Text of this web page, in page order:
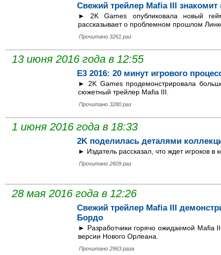
Свежий трейлер Mafia III
► 2K Games опубликовала новый
рассказывает о проблемном прошлом
Прочитано 3261 раз
13 июня 2016 года в 12:55
E3 2016: 20 минут игрового
► 2K Games продемонстрировала
сюжетный трейлер Mafia III.
Прочитано 3280 раз
1 июня 2016 года в 18:33
2K поделилась деталями
► Издатель рассказал, что ждет игроков в
Прочитано 2609 раз
28 мая 2016 года в 12:26
Свежий трейлер Mafia III
Бордо
► Разработчики горячо ожидаемой Mafia
версии Нового Орлеана.
Прочитано 2963 раза